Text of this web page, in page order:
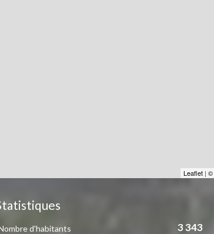
Leaflet| ©
Statistiques
d'habitants 3 343